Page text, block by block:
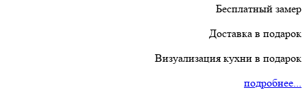
Бесплатный замер
Доставка в подарок
Визуализация кухни в подарок
подробнее...